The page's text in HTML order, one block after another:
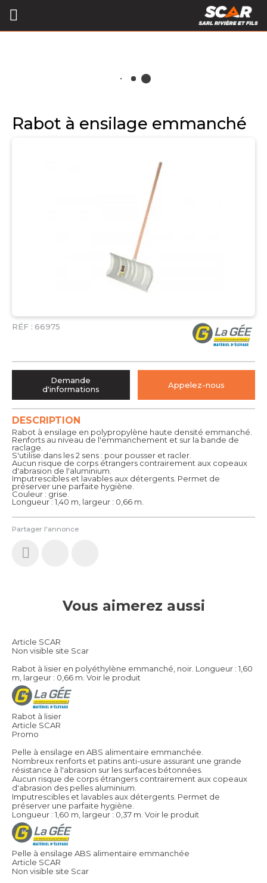
Rabot à ensilage emmanché
RÉF : 66975
Partager l'annonce
DESCRIPTION
Rabot à ensilage en polypropylène haute densité emmanché.
Renforts au niveau de l'emmanchement et sur la bande de
raclage.
S'utilise dans les 2 sens : pour pousser et racler.
Aucun risque de corps étrangers contrairement aux copeaux
d'abrasion de l'aluminium.
Imputrescibles et lavables aux détergents. Permet de
préserver une parfaite hygiène.
Couleur : grise.
Longueur : 1,40 m, largeur : 0,66 m.
Demande
d'informations
Appelez-nous
Vous aimerez aussi
Article SCAR
Non visible site Scar
Rabot à lisier en polyéthylène emmanché, noir. Longueur : 1,60
m, largeur : 0,66 m. Voir le produit
Rabot à lisier
Article SCAR
Promo
Pelle à ensilage en ABS alimentaire emmanchée.
Nombreux renforts et patins anti-usure assurant une grande
résistance à l'abrasion sur les surfaces bétonnées.
Aucun risque de corps étrangers contrairement aux copeaux
d'abrasion des pelles aluminium.
Imputrescibles et lavables aux détergents. Permet de
préserver une parfaite hygiène.
Longueur : 1,60 m, largeur : 0,37 m. Voir le produit
Pelle à ensilage ABS alimentaire emmanchée
Article SCAR
Non visible site Scar